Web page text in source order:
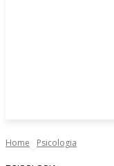
Home Psicologia